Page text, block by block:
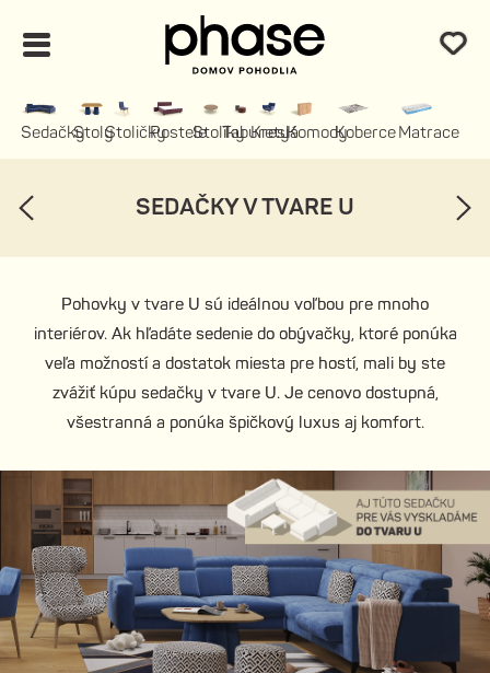
SedačkyStolyStoličkyPosteleStolíkyTaburety
KresláKomodyKoberceMatrace
SEDAČKY V TVARE U
Pohovky v tvare U sú ideálnou voľbou pre mnoho
interiérov. Ak hľadáte sedenie do obývačky, ktoré ponúka
veľa možností a dostatok miesta pre hostí, mali by ste
zvážiť kúpu sedačky v tvare U. Je cenovo dostupná,
všestranná a ponúka špičkový luxus aj komfort.
Pohovky v tvare U sú ideálnou voľbou pre mnoho
interiérov. Ak hľadáte sedenie do obývačky, ktoré ponúka
veľa možností a dostatok miesta pre hostí, mali by ste
zvážiť kúpu sedačky v tvare U. Je cenovo dostupná,
všestranná a ponúka špičkový luxus aj komfort.